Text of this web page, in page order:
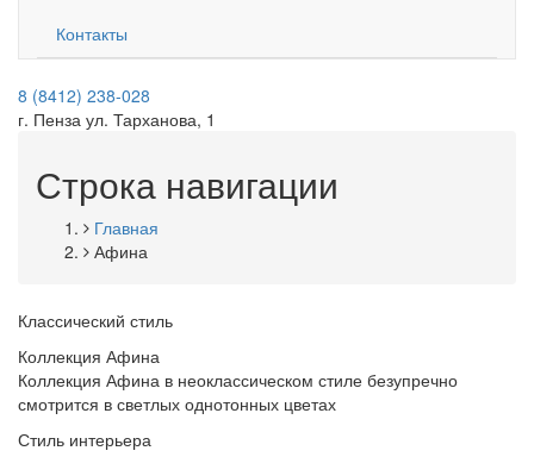
Контакты
8 (8412) 238-028
г. Пенза ул. Тарханова, 1
Строка навигации
Главная
Афина
Классический стиль
Коллекция Афина
Коллекция Афина в неоклассическом стиле безупречно
смотрится в светлых однотонных цветах
Стиль интерьера